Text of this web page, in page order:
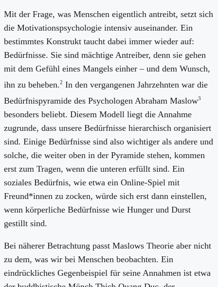
Mit der Frage, was Menschen eigentlich antreibt, setzt sich
die Motivationspsychologie intensiv auseinander. Ein
bestimmtes Konstrukt taucht dabei immer wieder auf:
Bedürfnisse. Sie sind mächtige Antreiber, denn sie gehen
mit dem Gefühl eines Mangels einher – und dem Wunsch,
ihn zu beheben.2 In den vergangenen Jahrzehnten war die
Bedürfnispyramide des Psychologen Abraham Maslow3
besonders beliebt. Diesem Modell liegt die Annahme
zugrunde, dass unsere Bedürfnisse hierarchisch organisiert
sind. Einige Bedürfnisse sind also wichtiger als andere und
solche, die weiter oben in der Pyramide stehen, kommen
erst zum Tragen, wenn die unteren erfüllt sind. Ein
soziales Bedürfnis, wie etwa ein Online-Spiel mit
Freund*innen zu zocken, würde sich erst dann einstellen,
wenn körperliche Bedürfnisse wie Hunger und Durst
gestillt sind.
Bei näherer Betrachtung passt Maslows Theorie aber nicht
zu dem, was wir bei Menschen beobachten. Ein
eindrückliches Gegenbeispiel für seine Annahmen ist etwa